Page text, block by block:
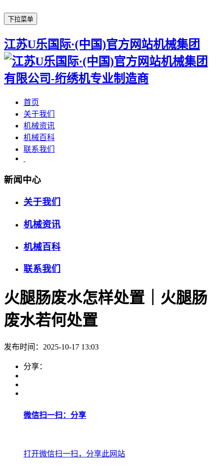
下拉菜单
江苏U乐国际·(中国)官方网站机械集团
首页
关于我们
机械资讯
机械百科
联系我们
新闻中心
关于我们
机械资讯
机械百科
联系我们
火腿肠废水怎样处置｜火腿肠
废水若何处置
发布时间：2025-10-17 13:03
分享：
微信扫一扫：分享
打开微信扫一扫，分享此网站